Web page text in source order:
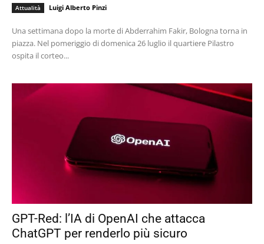
Attualità Luigi Alberto Pinzi
Una settimana dopo la morte di Abderrahim Fakir, Bologna torna in
piazza. Nel pomeriggio di domenica 26 luglio il quartiere Pilastro
ospita il corteo...
GPT-Red: l’IA di OpenAI che attacca
ChatGPT per renderlo più sicuro